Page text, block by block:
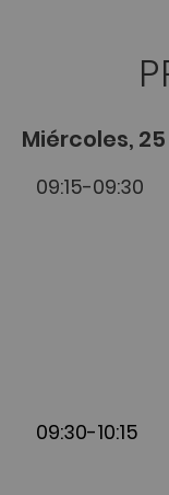
Miércoles,
09:15-09:30
09:30-10:15